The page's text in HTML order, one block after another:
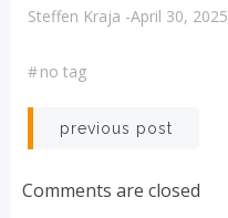
Steffen Kraja -April 30, 2025
#no tag
Post
navigation
previous post
Comments are closed